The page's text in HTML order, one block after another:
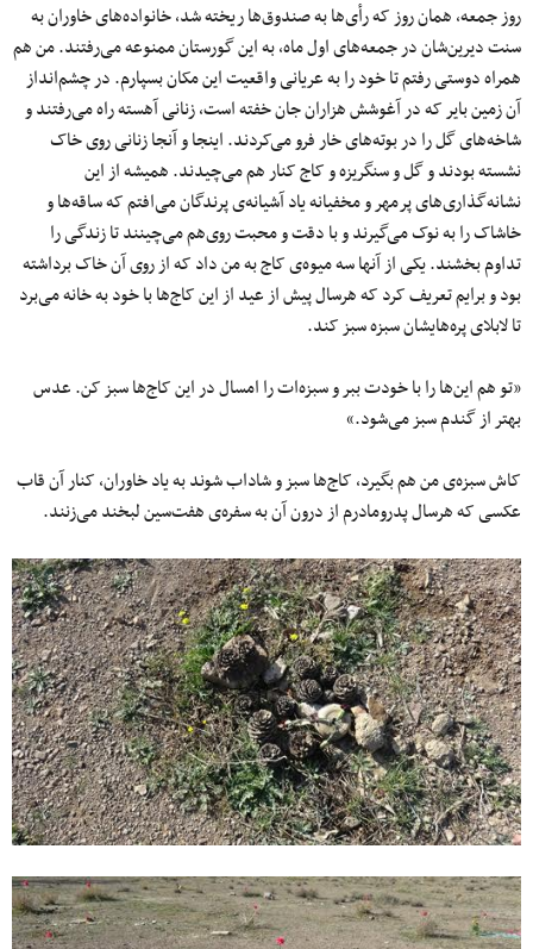
روز جمعه، همان روز که رأی‌ها به صندوق‌ها ریخته شد، خانواده‌های خاوران به
سنت دیرین‌شان در جمعه‌های اول ماه، به این گورستان ممنوعه می‌رفتند. من هم
همراه دوستی رفتم تا خود را به عریانی واقعیت این مکان بسپارم. در چشم‌انداز
آن زمین بایر که در آغوشش هزاران جان خفته است، زنانی آهسته راه می‌رفتند و
شاخه‌های گل را در بوته‌های خار فرو می‌کردند. اینجا و آنجا زنانی روی خاک
نشسته بودند و گل و سنگریزه و کاج کنار هم می‌چیدند. همیشه از این
نشانه‌گذاری‌های پرمهر و مخفیانه یاد آشیانه‌ی پرندگان می‌افتم که ساقه‌ها و
خاشاک را به نوک می‌گیرند و با دقت و محبت روی‌هم می‌چینند تا زندگی را
تداوم بخشند. یکی از آنها سه میوه‌ی کاج به من داد که از روی آن خاک برداشته
بود و برایم تعریف کرد که هرسال پیش از عید از این کاج‌ها با خود به خانه می‌برد
تا لابلای پره‌هایشان سبزه سبز کند.
«تو هم این‌ها را با خودت ببر و سبزه‌ات را امسال در این کاج‌ها سبز کن. عدس
بهتر از گندم سبز می‌شود.»
کاش سبزه‌ی من هم بگیرد، کاج‌ها سبز و شاداب شوند به یاد خاوران، کنار آن قاب
عکسی که هرسال پدرومادرم از درون آن به سفره‌ی هفت‌سین لبخند می‌زنند.